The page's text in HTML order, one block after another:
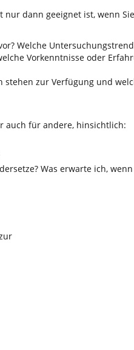
dann geeignet ist, wenn
Welche
Vorkenntnisse oder
stehen zur Verfügung und
auch für andere, hinsichtlich:
Was erwarte ich,